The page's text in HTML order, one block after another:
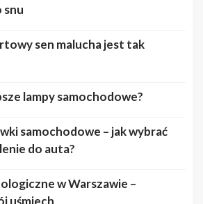
snu
sen malucha jest tak
lampy samochodowe?
samochodowe – jak wybrać
do auta?
w Warszawie –
uśmiech